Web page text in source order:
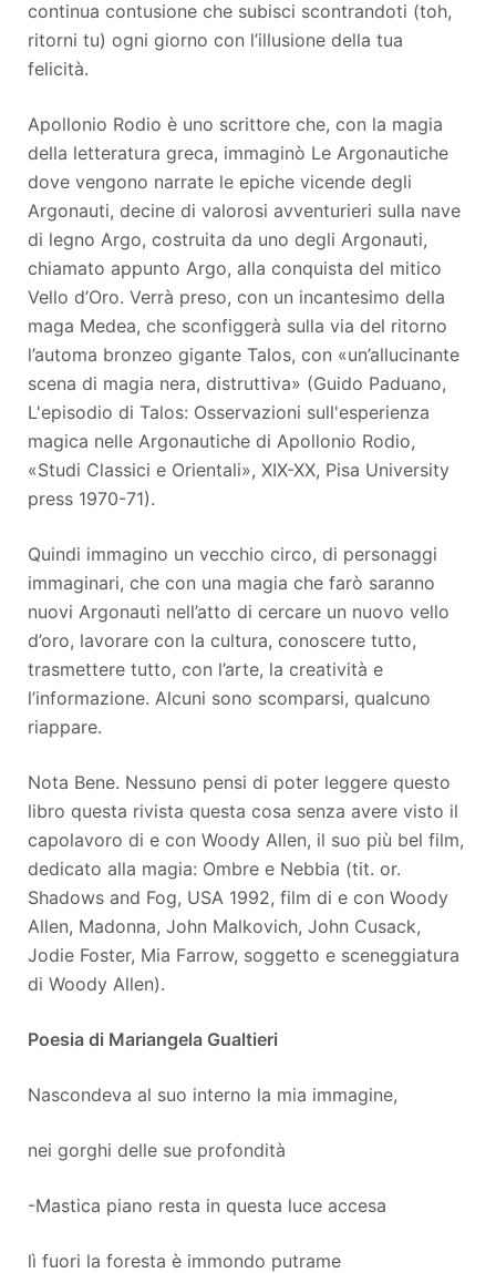
continua contusione che subisci scontrandoti (toh,
ritorni tu) ogni giorno con l’illusione della tua
felicità.
Apollonio Rodio è uno scrittore che, con la magia
della letteratura greca, immaginò Le Argonautiche
dove vengono narrate le epiche vicende degli
Argonauti, decine di valorosi avventurieri sulla nave
di legno Argo, costruita da uno degli Argonauti,
chiamato appunto Argo, alla conquista del mitico
Vello d’Oro. Verrà preso, con un incantesimo della
maga Medea, che sconfiggerà sulla via del ritorno
l’automa bronzeo gigante Talos, con «un’allucinante
scena di magia nera, distruttiva» (Guido Paduano,
L'episodio di Talos: Osservazioni sull'esperienza
magica nelle Argonautiche di Apollonio Rodio,
«Studi Classici e Orientali», XIX-XX, Pisa University
press 1970-71).
Quindi immagino un vecchio circo, di personaggi
immaginari, che con una magia che farò saranno
nuovi Argonauti nell’atto di cercare un nuovo vello
d’oro, lavorare con la cultura, conoscere tutto,
trasmettere tutto, con l’arte, la creatività e
l’informazione. Alcuni sono scomparsi, qualcuno
riappare.
Nota Bene. Nessuno pensi di poter leggere questo
libro questa rivista questa cosa senza avere visto il
capolavoro di e con Woody Allen, il suo più bel film,
dedicato alla magia: Ombre e Nebbia (tit. or.
Shadows and Fog, USA 1992, film di e con Woody
Allen, Madonna, John Malkovich, John Cusack,
Jodie Foster, Mia Farrow, soggetto e sceneggiatura
di Woody Allen).
Poesia di Mariangela Gualtieri
Nascondeva al suo interno la mia immagine,
nei gorghi delle sue profondità
-Mastica piano resta in questa luce accesa
lì fuori la foresta è immondo putrame